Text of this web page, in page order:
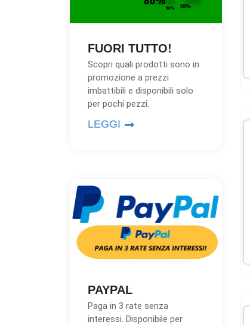
FUORI TUTTO!
Scopri quali prodotti sono in
promozione a prezzi
imbattibili e disponibili solo
per pochi pezzi.
LEGGI
PAYPAL
Paga in 3 rate senza
interessi. Disponibile per